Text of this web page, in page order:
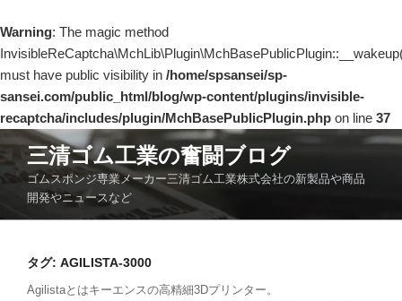
Warning: The magic method
must have public visibility in /home/spsansei/sp-
sansei.com/public_html/blog/wp-content/plugins/invisible-
recaptcha/includes/plugin/MchBasePublicPlugin.php on line 37
ン
テ
ツ
三清ゴム工業の奮闘ブログ
ゴムスポンジ専業メーカー三清ゴム工業株式会社の新製品や商品
開発やニュースなど
タグ: AGILISTA-3000
Agilistaとはキーエンスの高精細3Dプリンター。